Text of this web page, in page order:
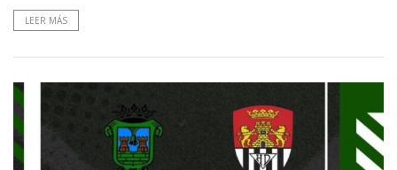
LEER MÁS